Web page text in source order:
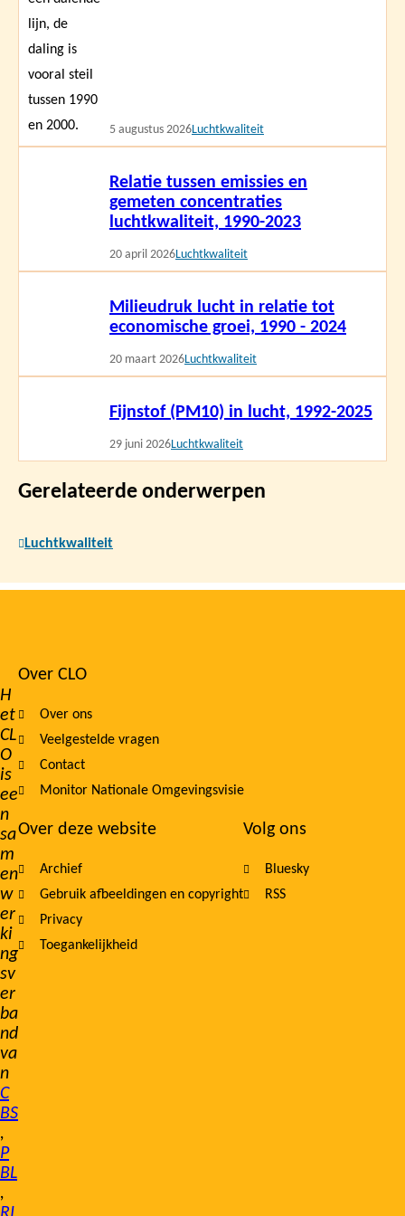
5 augustus 2026Luchtkwaliteit
Relatie tussen emissies en
gemeten concentraties
luchtkwaliteit, 1990-2023
20 april 2026Luchtkwaliteit
Milieudruk lucht in relatie tot
economische groei, 1990 - 2024
20 maart 2026Luchtkwaliteit
Fijnstof (PM10) in lucht, 1992-2025
29 juni 2026Luchtkwaliteit
Gerelateerde onderwerpen
Luchtkwaliteit
H
et
CL
O
is
ee
n
sa
m
en
w
er
ki
ng
sv
er
ba
nd
va
n
C
BS
,
P
BL
,
Footer
navigation
Over CLO
Over ons
Veelgestelde vragen
Contact
Monitor Nationale Omgevingsvisie
Over deze website
Archief
Gebruik afbeeldingen en copyright
Privacy
Toegankelijkheid
Volg ons
Bluesky
RSS